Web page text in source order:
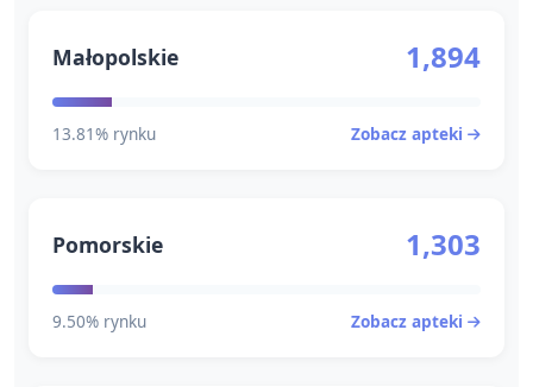
Małopolskie 1,894
13.81% rynku Zobacz apteki
Pomorskie 1,303
9.50% rynku Zobacz apteki